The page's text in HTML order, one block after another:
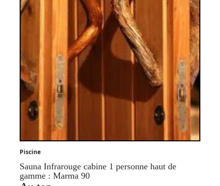
Piscine
Sauna Infrarouge cabine 1 personne haut de
gamme : Marma 90